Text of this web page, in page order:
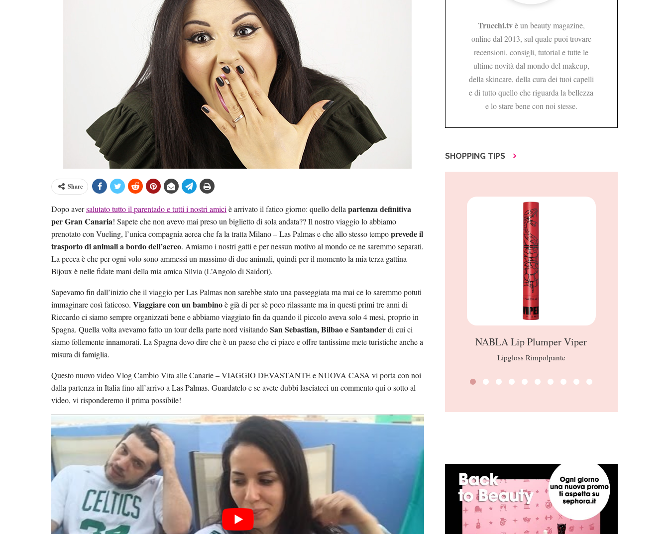
Share
Dopo aversalutato tutto il parentado e tutti i nostri amici è arrivato il fatico giorno: quello della partenza definitiva
per Gran Canaria! Sapete che non avevo mai preso un biglietto di sola andata?? Il nostro viaggio lo abbiamo
prenotato con Vueling, l’unica compagnia aerea che fa la tratta Milano – Las Palmas e che allo stesso tempoprevede il
trasporto di animali a bordo dell’aereo. Amiamo i nostri gatti e per nessun motivo al mondo ce ne saremmo separati.
La pecca è che per ogni volo sono ammessi un massimo di due animali, quindi per il momento la mia terza gattina
Bijoux è nelle fidate mani della mia amica Silvia (L’Angolo di Saidori).
Sapevamo fin dall’inizio che il viaggio per Las Palmas non sarebbe stato una passeggiata ma mai ce lo saremmo potuti
immaginare così faticoso. Viaggiare con un bambinoè già di per sè poco rilassante ma in questi primi tre anni di
Riccardo ci siamo sempre organizzati bene e abbiamo viaggiato fin da quando il piccolo aveva solo 4 mesi, proprio in
Spagna. Quella volta avevamo fatto un tour della parte nord visitandoSan Sebastian, Bilbao e Santanderdi cui ci
siamo follemente innamorati. La Spagna devo dire che è un paese che ci piace e offre tantissime mete turistiche anche a
misura di famiglia.
Questo nuovo video Vlog Cambio Vita alle Canarie – VIAGGIO DEVASTANTE e NUOVA CASA vi porta con noi
dalla partenza in Italia fino all’arrivo a Las Palmas. Guardatelo e se avete dubbi lasciateci un commento qui o sotto al
video, vi risponderemo il prima possibile!
Trucchi.tvè un beauty magazine,
online dal 2013, sul quale puoi trovare
recensioni, consigli, tutorial e tutte le
ultime novità dal mondo del makeup,
della skincare, della cura dei tuoi capelli
e di tutto quello che riguarda la bellezza
e lo stare bene con noi stesse.
SHOPPING TIPS
NABLA Lip Plumper Viper
Lipgloss Rimpolpante